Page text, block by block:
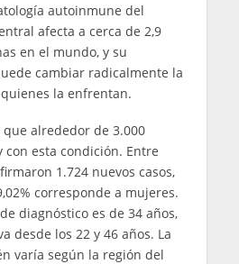
autoinmune del
afecta a cerca de 2,9
en el mundo, y su
cambiar radicalmente la
la enfrentan.
que alrededor de 3.000
con esta condición. Entre
1.724 nuevos casos,
corresponde a mujeres.
diagnóstico es de 34 años,
desde los 22 y 46 años. La
varía según la región del